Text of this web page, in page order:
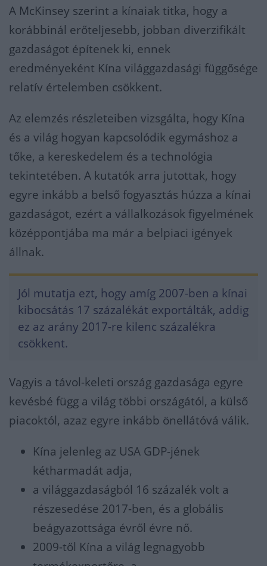
A McKinsey szerint a kínaiak titka, hogy a
korábbinál erőteljesebb, jobban diverzifikált
gazdaságot építenek ki, ennek
eredményeként Kína világgazdasági függősége
relatív értelemben csökkent.
Az elemzés részleteiben vizsgálta, hogy Kína
és a világ hogyan kapcsolódik egymáshoz a
tőke, a kereskedelem és a technológia
tekintetében. A kutatók arra jutottak, hogy
egyre inkább a belső fogyasztás húzza a kínai
gazdaságot, ezért a vállalkozások figyelmének
középpontjába ma már a belpiaci igények
állnak.
Jól mutatja ezt, hogy amíg 2007-ben a kínai
kibocsátás 17 százalékát exportálták, addig
ez az arány 2017-re kilenc százalékra
csökkent.
Vagyis a távol-keleti ország gazdasága egyre
kevésbé függ a világ többi országától, a külső
piacoktól, azaz egyre inkább önellátóvá válik.
Kína jelenleg az USA GDP-jének
kétharmadát adja,
a világgazdaságból 16 százalék volt a
részesedése 2017-ben, és a globális
beágyazottsága évről évre nő.
2009-től Kína a világ legnagyobb